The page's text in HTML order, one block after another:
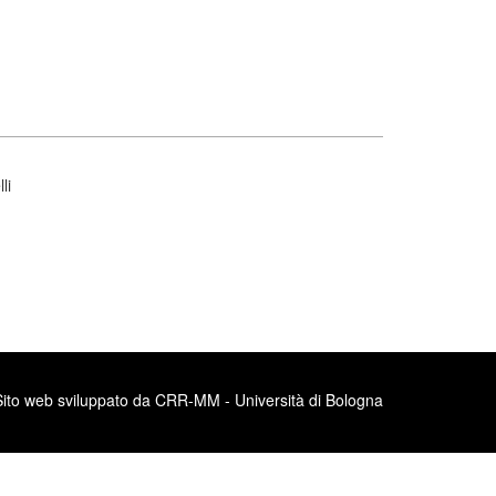
web sviluppato da CRR-MM - Università di Bologna